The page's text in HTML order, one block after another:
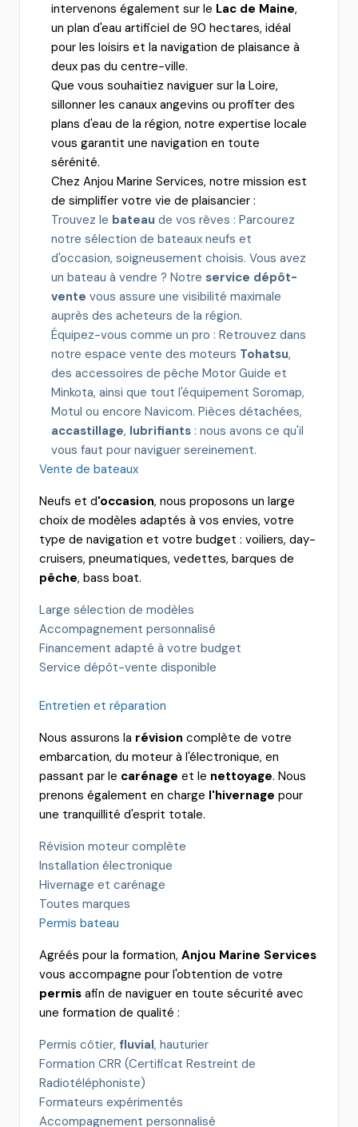
intervenons également sur le Lac de Maine,
un plan d'eau artificiel de 90 hectares, idéal
pour les loisirs et la navigation de plaisance à
deux pas du centre-ville.
Que vous souhaitiez naviguer sur la Loire,
sillonner les canaux angevins ou profiter des
plans d'eau de la région, notre expertise locale
vous garantit une navigation en toute
sérénité.
Chez Anjou Marine Services, notre mission est
de simplifier votre vie de plaisancier :
Trouvez le bateau de vos rêves : Parcourez
notre sélection de bateaux neufs et
d'occasion, soigneusement choisis. Vous avez
un bateau à vendre ? Notre service dépôt-
vente vous assure une visibilité maximale
auprès des acheteurs de la région.
Équipez-vous comme un pro : Retrouvez dans
notre espace vente des moteurs Tohatsu,
des accessoires de pêche Motor Guide et
Minkota, ainsi que tout l'équipement Soromap,
Motul ou encore Navicom. Pièces détachées,
accastillage, lubrifiants : nous avons ce qu'il
vous faut pour naviguer sereinement.
Vente de bateaux
Neufs et d'occasion, nous proposons un large
choix de modèles adaptés à vos envies, votre
type de navigation et votre budget : voiliers, day-
cruisers, pneumatiques, vedettes, barques de
pêche, bass boat.
Large sélection de modèles
Accompagnement personnalisé
Financement adapté à votre budget
Service dépôt-vente disponible
Entretien et réparation
Nous assurons la révision complète de votre
embarcation, du moteur à l'électronique, en
passant par le carénage et le nettoyage. Nous
prenons également en charge l'hivernage pour
une tranquillité d'esprit totale.
Révision moteur complète
Installation électronique
Hivernage et carénage
Toutes marques
Permis bateau
Agréés pour la formation, Anjou Marine Services
vous accompagne pour l'obtention de votre
permis afin de naviguer en toute sécurité avec
une formation de qualité :
Permis côtier, fluvial, hauturier
Formation CRR (Certificat Restreint de
Radiotéléphoniste)
Formateurs expérimentés
Accompagnement personnalisé